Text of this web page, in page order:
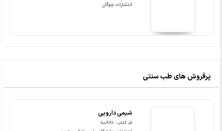
انتشارات چوگان
پرفروش های طب سنتی
شیمی دارویی
کد کتاب : 100881